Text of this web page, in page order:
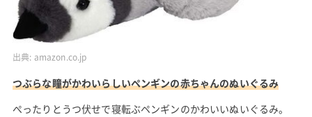
出典: amazon.co.jp
つぶらな瞳がかわいらしいペンギンの赤ちゃんのぬいぐるみ
ぺったりとうつ伏せで寝転ぶペンギンのかわいいぬいぐるみ。